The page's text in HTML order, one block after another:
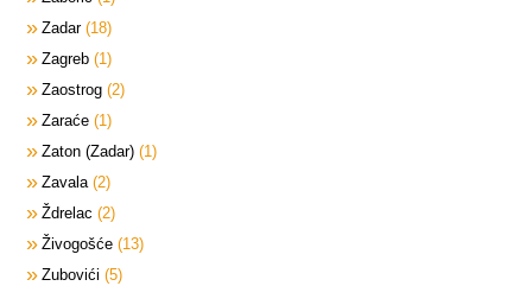
Zadar 18
Zagreb 1
Zaostrog 2
Zaraće 1
Zaton (Zadar) 1
Zavala 2
Ždrelac 2
Živogošće 13
Zubovići 5